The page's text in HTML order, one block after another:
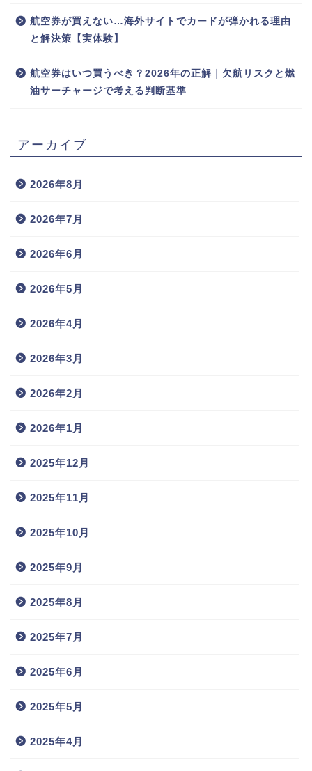
航空券が買えない…海外サイトでカードが弾かれる理由
と解決策【実体験】
航空券はいつ買うべき？2026年の正解｜欠航リスクと燃
油サーチャージで考える判断基準
アーカイブ
2026年8月
2026年7月
2026年6月
2026年5月
2026年4月
2026年3月
2026年2月
2026年1月
2025年12月
2025年11月
2025年10月
2025年9月
2025年8月
2025年7月
2025年6月
2025年5月
2025年4月